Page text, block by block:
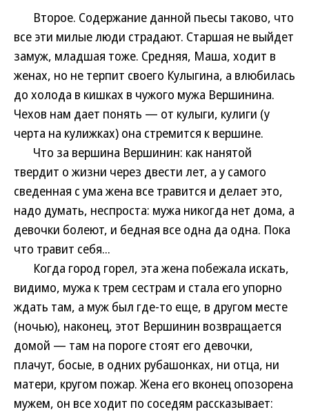
Второе. Содержание данной пьесы таково, что
все эти милые люди страдают. Старшая не выйдет
замуж, младшая тоже. Средняя, Маша, ходит в
женах, но не терпит своего Кулыгина, а влюбилась
до холода в кишках в чужого мужа Вершинина.
Чехов нам дает понять — от кулыги, кулиги (у
черта на кулижках) она стремится к вершине.
Что за вершина Вершинин: как нанятой
твердит о жизни через двести лет, а у самого
сведенная с ума жена все травится и делает это,
надо думать, неспроста: мужа никогда нет дома, а
девочки болеют, и бедная все одна да одна. Пока
что травит себя...
Когда город горел, эта жена побежала искать,
видимо, мужа к трем сестрам и стала его упорно
ждать там, а муж был где-то еще, в другом месте
(ночью), наконец, этот Вершинин возвращается
домой — там на пороге стоят его девочки,
плачут, босые, в одних рубашонках, ни отца, ни
матери, кругом пожар. Жена его вконец опозорена
мужем, он все ходит по соседям рассказывает: